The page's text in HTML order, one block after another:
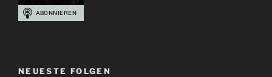
NEUESTE FOLGEN